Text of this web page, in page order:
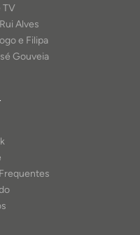
TV
Alves
e Filipa
Gouveia